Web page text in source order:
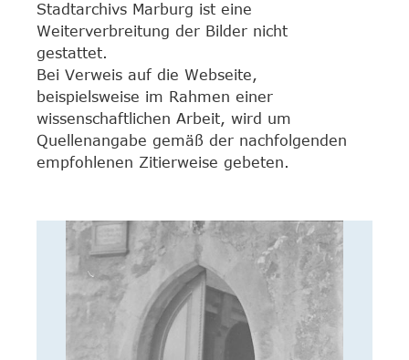
Stadtarchivs Marburg ist eine
Weiterverbreitung der Bilder nicht
gestattet.
Bei Verweis auf die Webseite,
beispielsweise im Rahmen einer
wissenschaftlichen Arbeit, wird um
Quellenangabe gemäß der nachfolgenden
empfohlenen Zitierweise gebeten.